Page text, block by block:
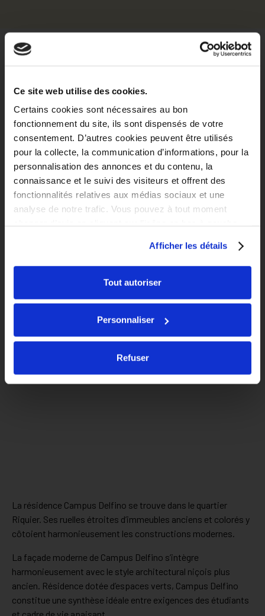
Ce site web utilise des cookies.
Certains cookies sont nécessaires au bon
fonctionnement du site, ils sont dispensés de votre
consentement. D’autres cookies peuvent être utilisés
pour la collecte, la communication d’informations, pour la
personnalisation des annonces et du contenu, la
connaissance et le suivi des visiteurs et offrent des
fonctionnalités relatives aux médias sociaux et une
analyse de notre trafic. Vous pouvez à tout moment
Afficher les détails
Tout autoriser
Personnaliser
Refuser
La résidence Campus Delfino se trouve dans le quartier
Riquier. Ses ruelles étroites d’immeubles anciens et colorés y
côtoient harmonieusement les constructions modernes.
La façade moderne de Campus Delfino s’intègre
harmonieusement avec le style architectural niçois plus
ancien. Résidence dotée d’espaces verts, Campus Delfino
constitue une synthèse idéale entre exigences des étudiants